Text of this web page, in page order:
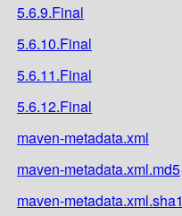
5.6.9.Final
5.6.10.Final
5.6.11.Final
5.6.12.Final
maven-metadata.xml
maven-metadata.xml.md5
maven-metadata.xml.sha1